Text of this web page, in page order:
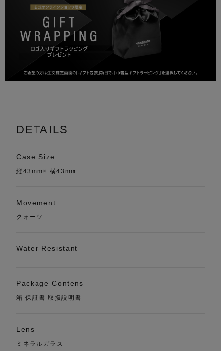
DETAILS
Case Size
縦43mm× 横43mm
Movement
クォーツ
Water Resistant
Package Contens
箱 保証書 取扱説明書
Lens
ミネラルガラス